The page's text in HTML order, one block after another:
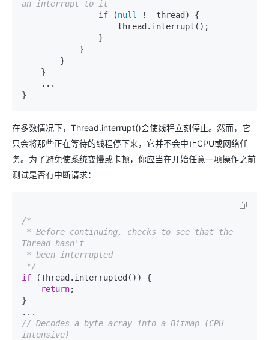
an interrupt to it
if (null
!= thread) {
}
在多数情况下，Thread.interrupt()会使线程立刻停止。然而，它
只会将那些正在等待的线程停下来，它并不会中止CPU或网络任
务。为了避免使系统变慢或卡顿，你应当在开始任意一项操作之前
测试是否有中断请求：
/*
Thread hasn't
*/
if (Thread.interrupted()) {
return;
}
// Decodes a byte array into a Bitmap (CPU-
intensive)